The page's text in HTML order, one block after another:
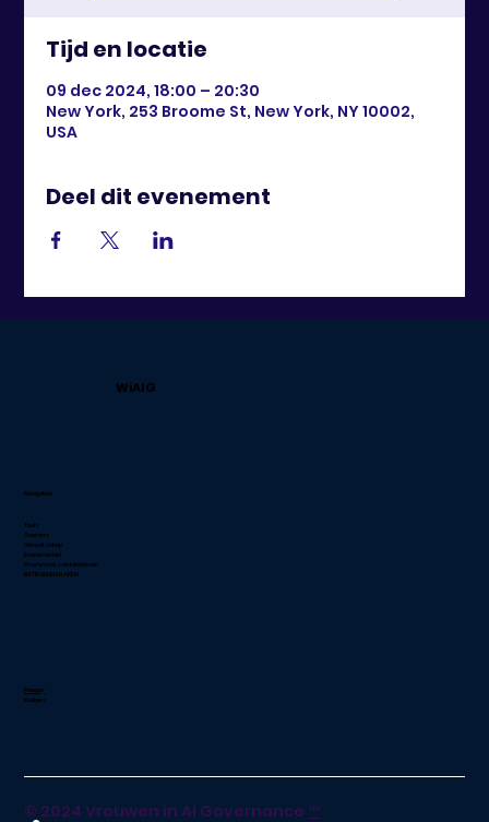
Tijd en locatie
09 dec 2024, 18:00 – 20:30
New York, 253 Broome St, New York, NY 10002,
USA
Deel dit evenement
WiAIG
Navigation
Thuis
Over ons
Lidmaatschap
Evenementen
Programma's en initiatieven
BETROKKEN RAKEN
© 2024 Vrouwen in AI Governance ™
Privacy
Koekjes